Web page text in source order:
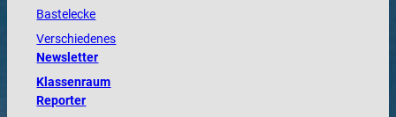
Bastelecke
Verschiedenes
Newsletter
Klassenraum
Reporter